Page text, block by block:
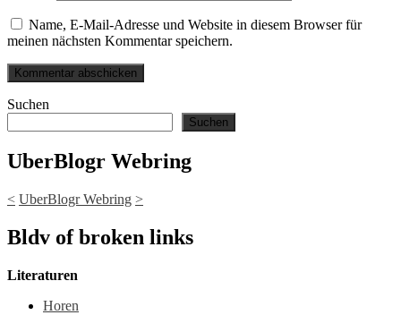
Name, E-Mail-Adresse und Website in diesem Browser für
meinen nächsten Kommentar speichern.
Suchen
Suchen
UberBlogr Webring
< UberBlogr Webring >
Bldv of broken links
Literaturen
Horen